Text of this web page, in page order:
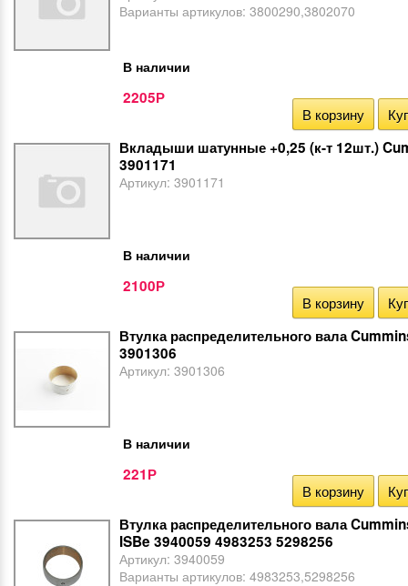
Варианты артикулов: 3800290,3802070
В наличии
2205Р
В корзину
Вкладыши шатунные +0,25 (к-т 12шт.)
3901171
Артикул: 3901171
В наличии
2100Р
В корзину
Втулка распределительного вала
3901306
Артикул: 3901306
В наличии
221 Р
В корзину
Втулка распределительного вала
ISBe 3940059 4983253 5298256
Артикул: 3940059
Варианты артикулов: 4983253,5298256